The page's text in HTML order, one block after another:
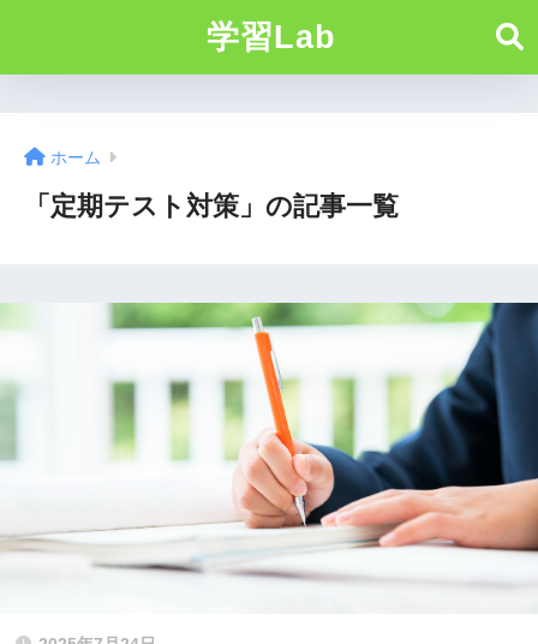
学習Lab
ホーム
「定期テスト対策」の記事一覧